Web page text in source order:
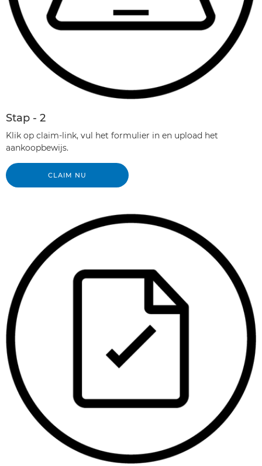
Stap - 2
Klik op claim-link, vul het formulier in en upload het
aankoopbewijs.
CLAIM NU